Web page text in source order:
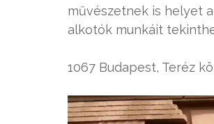
művészetnek is helyet
alkotók munkáit
1067 Budapest, Teréz